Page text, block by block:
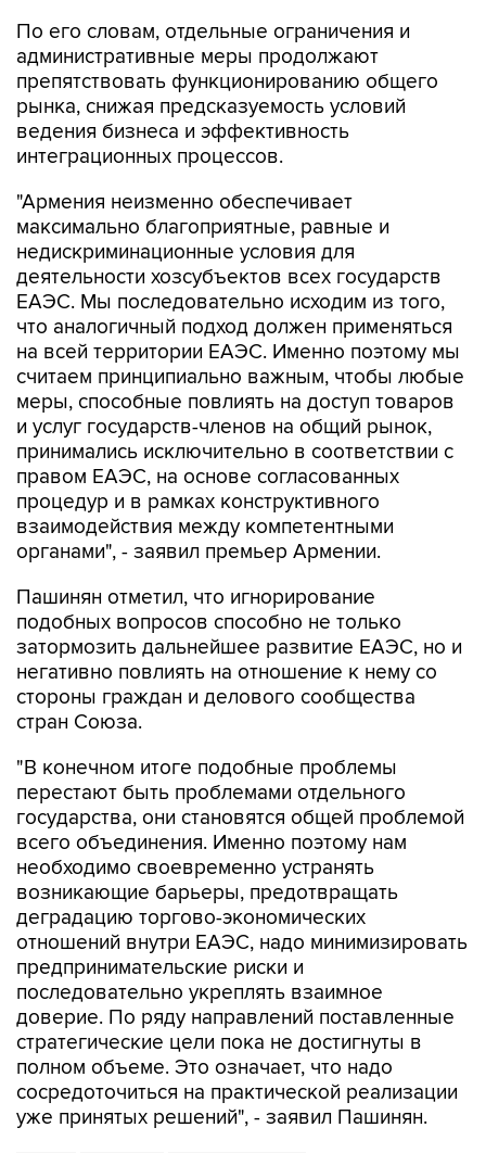
По его словам, отдельные ограничения и
административные меры продолжают
препятствовать функционированию общего
рынка, снижая предсказуемость условий
ведения бизнеса и эффективность
интеграционных процессов.
"Армения неизменно обеспечивает
максимально благоприятные, равные и
недискриминационные условия для
деятельности хозсубъектов всех государств
ЕАЭС. Мы последовательно исходим из того,
что аналогичный подход должен применяться
на всей территории ЕАЭС. Именно поэтому мы
считаем принципиально важным, чтобы любые
меры, способные повлиять на доступ товаров
и услуг государств-членов на общий рынок,
принимались исключительно в соответствии с
правом ЕАЭС, на основе согласованных
процедур и в рамках конструктивного
взаимодействия между компетентными
органами", - заявил премьер Армении.
Пашинян отметил, что игнорирование
подобных вопросов способно не только
затормозить дальнейшее развитие ЕАЭС, но и
негативно повлиять на отношение к нему со
стороны граждан и делового сообщества
стран Союза.
"В конечном итоге подобные проблемы
перестают быть проблемами отдельного
государства, они становятся общей проблемой
всего объединения. Именно поэтому нам
необходимо своевременно устранять
возникающие барьеры, предотвращать
деградацию торгово-экономических
отношений внутри ЕАЭС, надо минимизировать
предпринимательские риски и
последовательно укреплять взаимное
доверие. По ряду направлений поставленные
стратегические цели пока не достигнуты в
полном объеме. Это означает, что надо
сосредоточиться на практической реализации
уже принятых решений", - заявил Пашинян.